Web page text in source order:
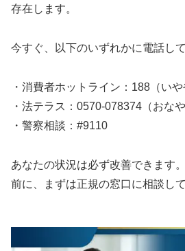
存在します。
今すぐ、以下のいずれかに電話して
・消費者ホットライン：188（いや
・法テラス：0570-078374（おなや
・警察相談：#9110
あなたの状況は必ず改善できます
前に、まずは正規の窓口に相談して